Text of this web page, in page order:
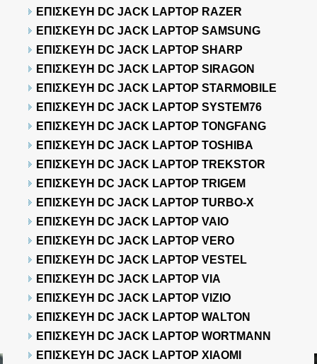
ΕΠΙΣΚΕΥΗ DC JACK LAPTOP RAZER
ΕΠΙΣΚΕΥΗ DC JACK LAPTOP SAMSUNG
ΕΠΙΣΚΕΥΗ DC JACK LAPTOP SHARP
ΕΠΙΣΚΕΥΗ DC JACK LAPTOP SIRAGON
ΕΠΙΣΚΕΥΗ DC JACK LAPTOP STARMOBILE
ΕΠΙΣΚΕΥΗ DC JACK LAPTOP SYSTEM76
ΕΠΙΣΚΕΥΗ DC JACK LAPTOP TONGFANG
ΕΠΙΣΚΕΥΗ DC JACK LAPTOP TOSHIBA
ΕΠΙΣΚΕΥΗ DC JACK LAPTOP TREKSTOR
ΕΠΙΣΚΕΥΗ DC JACK LAPTOP TRIGEM
ΕΠΙΣΚΕΥΗ DC JACK LAPTOP TURBO-X
ΕΠΙΣΚΕΥΗ DC JACK LAPTOP VAIO
ΕΠΙΣΚΕΥΗ DC JACK LAPTOP VERO
ΕΠΙΣΚΕΥΗ DC JACK LAPTOP VESTEL
ΕΠΙΣΚΕΥΗ DC JACK LAPTOP VIA
ΕΠΙΣΚΕΥΗ DC JACK LAPTOP VIZIO
ΕΠΙΣΚΕΥΗ DC JACK LAPTOP WALTON
ΕΠΙΣΚΕΥΗ DC JACK LAPTOP WORTMANN
ΕΠΙΣΚΕΥΗ DC JACK LAPTOP XIAOMI